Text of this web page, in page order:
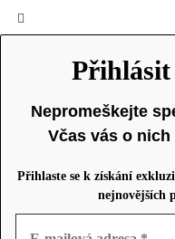
Přihlásit
Nepromeškejte
Včas vás o
Přihlaste se k získání
nejnovějších